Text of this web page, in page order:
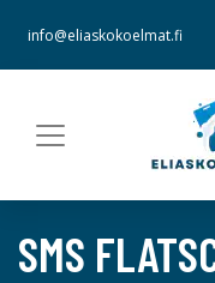
info@eliaskokoelmat.fi
SMS